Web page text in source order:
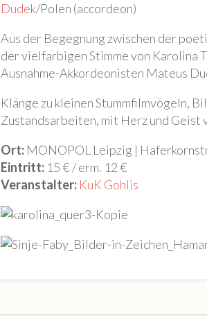
Dudek/Polen (accordeon)
Aus der Begegnung zwischen der
der vielfarbigen Stimme von Karolina
Ausnahme-Akkordeonisten Mateus
Klänge zu kleinen Stummfilmvögeln,
Zustandsarbeiten, mit Herz und Geist
Ort: MONOPOL Leipzig |
Eintritt: 15 € / erm. 12 €
Veranstalter: KuK Gohlis